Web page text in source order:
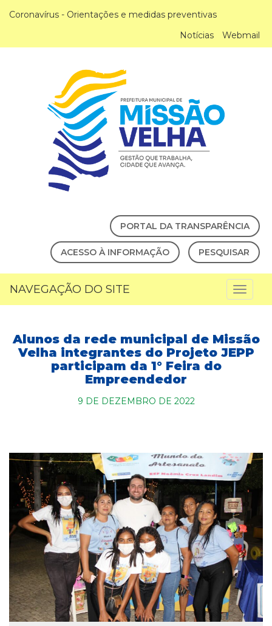
Coronavírus - Orientações e medidas preventivas
Notícias
Webmail
PORTAL DA TRANSPARÊNCIA
ACESSO À INFORMAÇÃO PESQUISAR
NAVEGAÇÃO DO SITE
Alunos da rede municipal de Missão
Velha integrantes do Projeto JEPP
participam da 1° Feira do
Empreendedor
9 DE DEZEMBRO DE 2022